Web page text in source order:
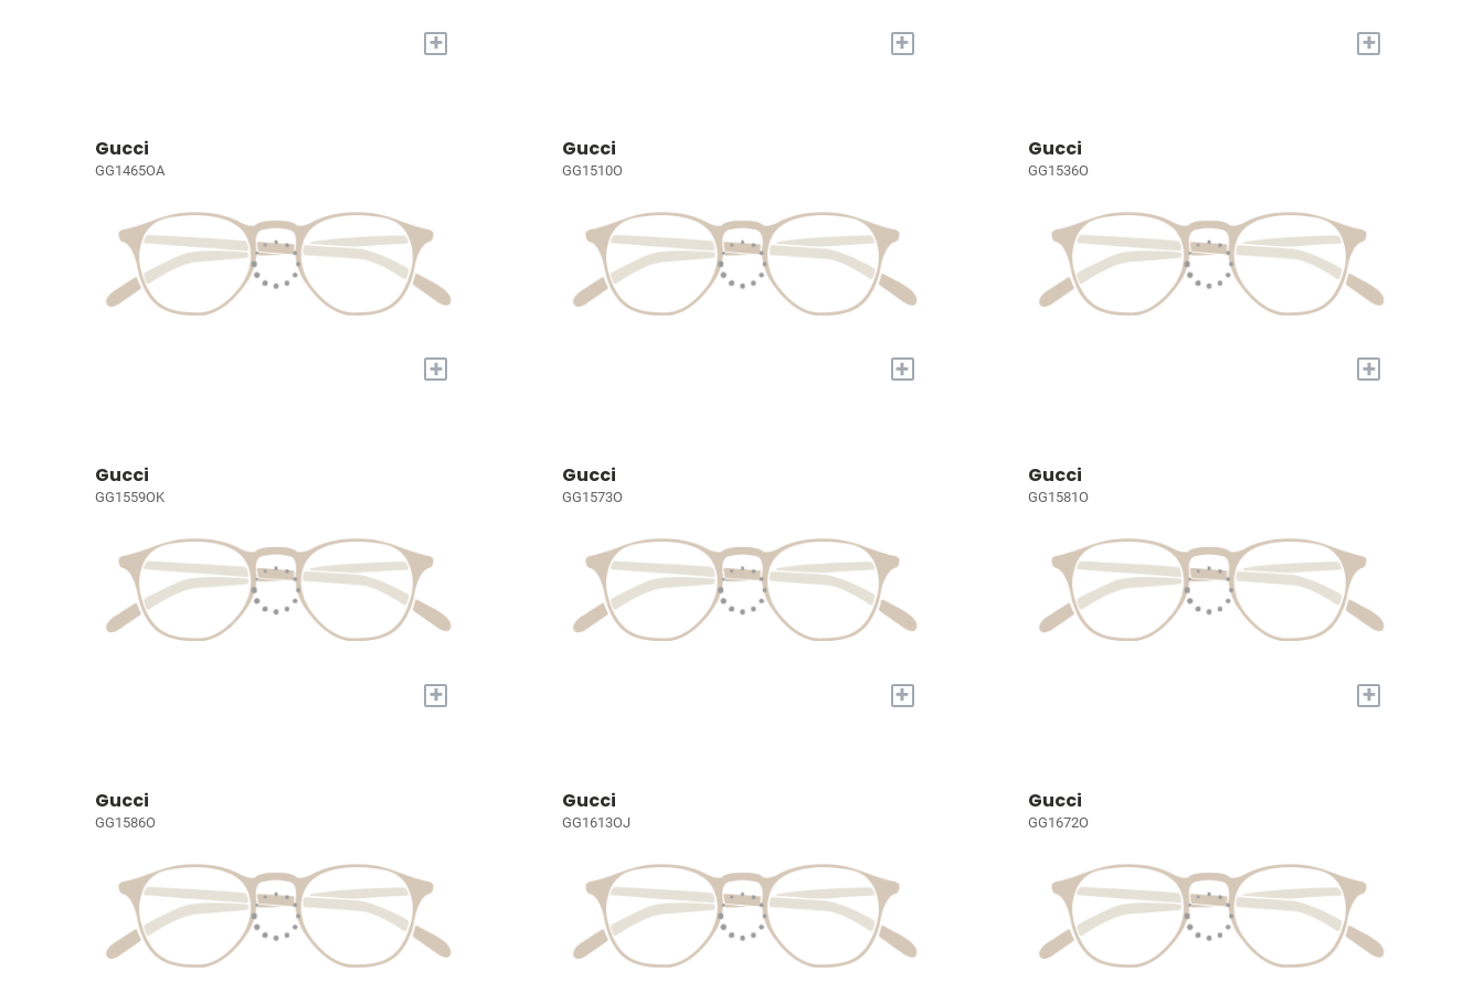
+ + +
Gucci
GG1465OA
+
Gucci
GG1510O
+
Gucci
GG1536O
+
Gucci
GG1559OK
+
Gucci
GG1573O
+
Gucci
GG1581O
+
Gucci
GG1586O
Gucci
GG1613OJ
Gucci
GG1672O